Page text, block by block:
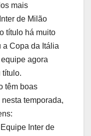
mais
de Milão
título há muito
a Copa da Itália
agora
título.
têm boas
temporada,
Inter de